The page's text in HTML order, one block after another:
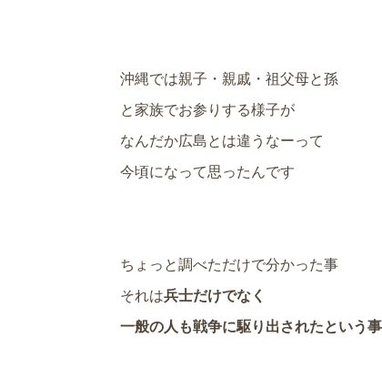
沖縄では親子・親戚・祖父母と孫
と家族でお参りする様子が
なんだか広島とは違うなーって
今頃になって思ったんです
ちょっと調べただけで分かった事
それは兵士だけでなく
一般の人も戦争に駆り出されたという事